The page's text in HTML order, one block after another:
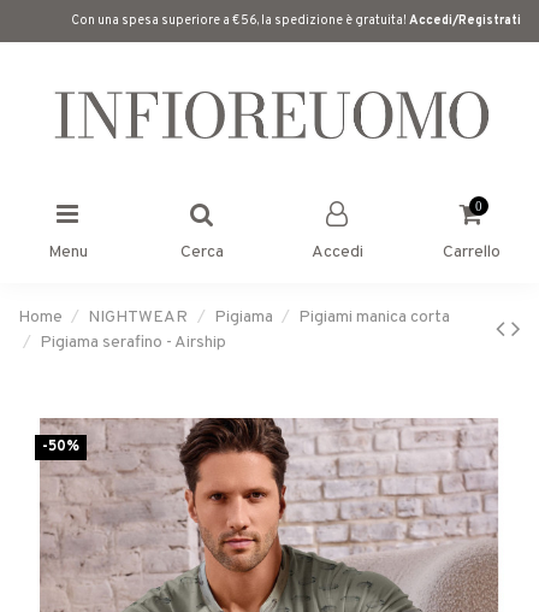
Con una spesa superiore a €56, la spedizione è gratuita! Accedi/Registrati
Menu Cerca Accedi
0
Carrello
Home NIGHTWEAR Pigiama
Pigiami manica corta
Pigiama serafino - Airship
-50%